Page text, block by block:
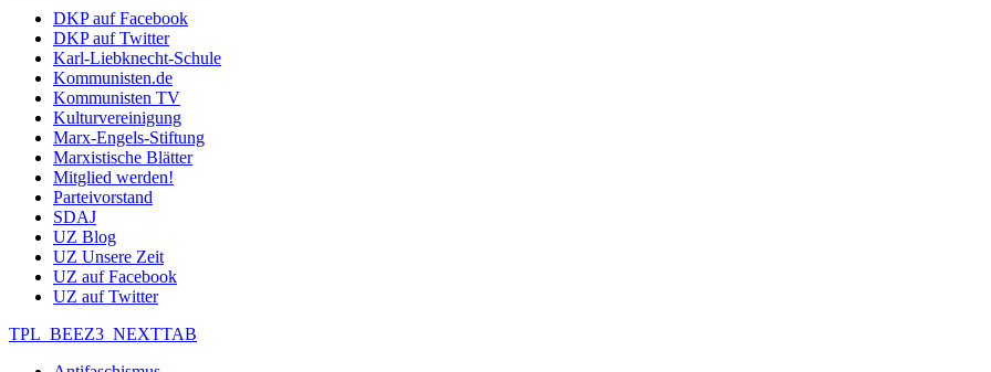
DKP auf Facebook
DKP auf Twitter
Karl-Liebknecht-Schule
Kommunisten.de
Kommunisten TV
Kulturvereinigung
Marx-Engels-Stiftung
Marxistische Blätter
Mitglied werden!
Parteivorstand
SDAJ
UZ Blog
UZ Unsere Zeit
UZ auf Facebook
UZ auf Twitter
TPL_BEEZ3_NEXTTAB